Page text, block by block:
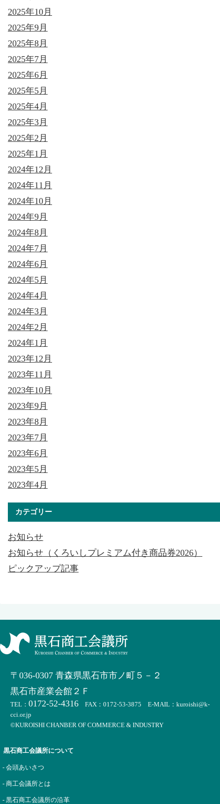
2025年10月
2025年9月
2025年8月
2025年7月
2025年6月
2025年5月
2025年4月
2025年3月
2025年2月
2025年1月
2024年12月
2024年11月
2024年10月
2024年9月
2024年8月
2024年7月
2024年6月
2024年5月
2024年4月
2024年3月
2024年2月
2024年1月
2023年12月
2023年11月
2023年10月
2023年9月
2023年8月
2023年7月
2023年6月
2023年5月
2023年4月
カテゴリー
お知らせ
お知らせ（くろいしプレミアム付き商品券2026）
ピックアップ記事
〒036-0307 青森県黒石市市ノ町５－２
黒石市産業会館２Ｆ
TEL： 0172-52-4316FAX：0172-53-3875 E-MAIL：kuroishi@k-
cci.or.jp
©KUROISHI CHANBER OF COMMERCE & INDUSTRY
黒石商工会議所について
- 会頭あいさつ
- 商工会議所とは
- 黒石商工会議所の沿革